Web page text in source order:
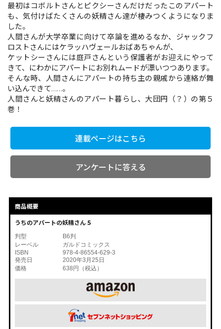
閉じる
最初はコボルトさんとピクシーさんだけだったこのアパート
も、気付けばたくさんの妖精さん達が棲みつくようになりま
した。
人間さんが大学卒業に向けて卒論を進めるなか、ジャックフ
ロストさんにはケラッハヴェールおばあちゃんが、
ケットシーさんには庭戸さんという保護者がお迎えにやって
きて、にわかにアパートにお別れムードが漂いつつあります。
そんな時、人間さんにアパートの持ち主の親戚から連絡が舞
い込んできて……。
人間さんと妖精さんのアパート暮らし、大団円（？）の第５
巻！
連載ページはこちら
アンケートに答える
商品概要
うちのアパートの妖精さん 5
判型
B6判
レーベル
ガルドコミックス
ISBN
978-4-86554-629-3
発売日
2020年3月25日
価格
638円（税込）